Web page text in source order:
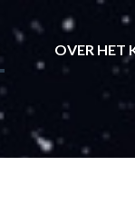
OVER HET